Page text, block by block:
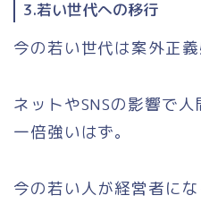
3.若い世代への移行
今の若い世代は案外正義
ネットやSNSの影響で
一倍強いはず。
今の若い人が経営者に